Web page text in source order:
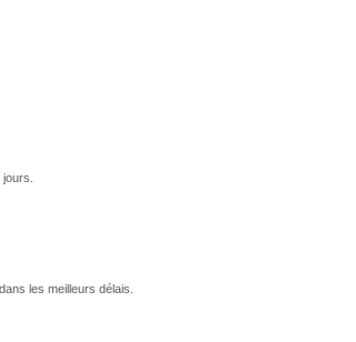
les meilleurs délais.